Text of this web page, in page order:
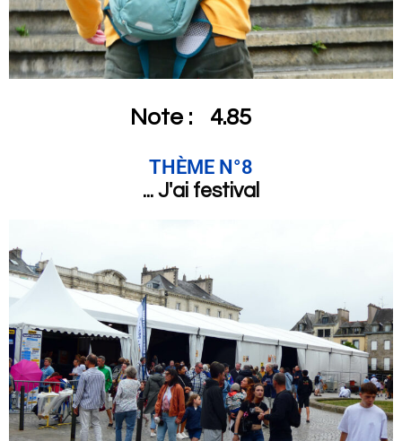
Note : 4.85
THÈME N°8
... J'ai festival